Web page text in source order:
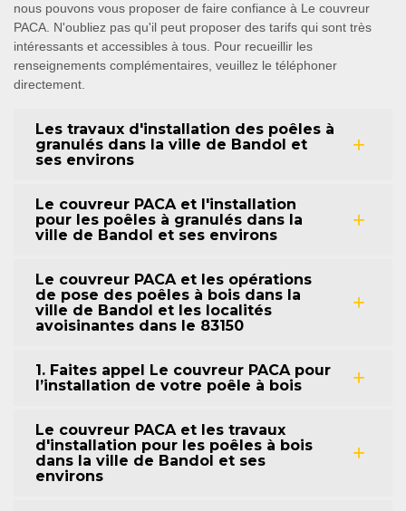
nous pouvons vous proposer de faire confiance à Le couvreur
PACA. N'oubliez pas qu'il peut proposer des tarifs qui sont très
intéressants et accessibles à tous. Pour recueillir les
renseignements complémentaires, veuillez le téléphoner
directement.
Les travaux d'installation des poêles à
granulés dans la ville de Bandol et
ses environs
Le couvreur PACA et l'installation
pour les poêles à granulés dans la
ville de Bandol et ses environs
Le couvreur PACA et les opérations
de pose des poêles à bois dans la
ville de Bandol et les localités
avoisinantes dans le 83150
1. Faites appel Le couvreur PACA pour
l’installation de votre poêle à bois
Le couvreur PACA et les travaux
d'installation pour les poêles à bois
dans la ville de Bandol et ses
environs